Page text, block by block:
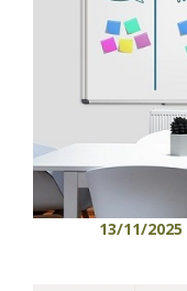
13/11/2025